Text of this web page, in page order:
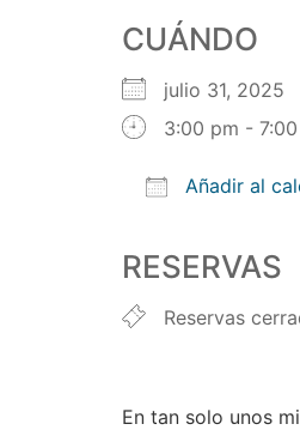
CUÁNDO
julio 31, 2025
3:00 pm -
Añadir al
RESERVAS
Reservas
En tan solo unos